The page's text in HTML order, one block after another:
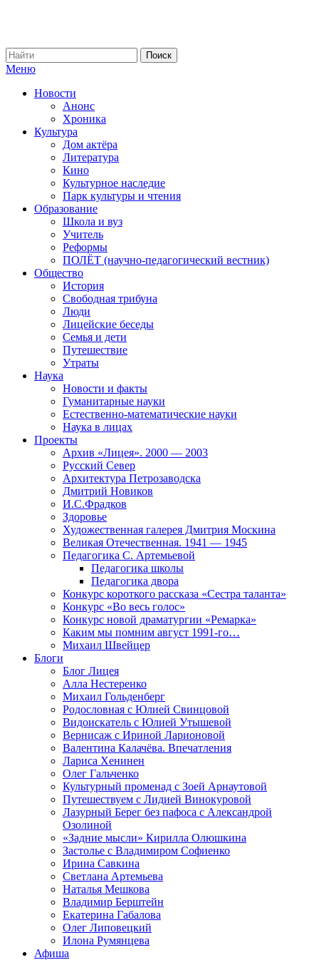
Меню
Новости
Анонс
Хроника
Культура
Дом актёра
Литература
Кино
Культурное наследие
Парк культуры и чтения
Образование
Школа и вуз
Учитель
Реформы
ПОЛЁТ (научно-педагогический вестник)
Общество
История
Свободная трибуна
Люди
Лицейские беседы
Семья и дети
Путешествие
Утраты
Наука
Новости и факты
Гуманитарные науки
Естественно-математические науки
Наука в лицах
Проекты
Архив «Лицея». 2000 — 2003
Русский Север
Архитектура Петрозаводска
Дмитрий Новиков
И.С.Фрадков
Здоровье
Художественная галерея Дмитрия Москина
Великая Отечественная. 1941 — 1945
Педагогика С. Артемьевой
Педагогика школы
Педагогика двора
Конкурс короткого рассказа «Сестра таланта»
Конкурс «Во весь голос»
Конкурс новой драматургии «Ремарка»
Каким мы помним август 1991-го…
Михаил Швейцер
Блоги
Блог Лицея
Алла Нестеренко
Михаил Гольденберг
Родословная с Юлией Свинцовой
Видоискатель с Юлией Утышевой
Вернисаж с Ириной Ларионовой
Валентина Калачёва. Впечатления
Лариса Хенинен
Олег Гальченко
Культурный променад с Зоей Арнаутовой
Путешествуем с Лидией Винокуровой
Лазурный Берег без пафоса с Александрой
Озолиной
«Задние мысли» Кирилла Олюшкина
Застолье с Владимиром Софиенко
Ирина Савкина
Светлана Артемьева
Наталья Мешкова
Владимир Берштейн
Екатерина Габалова
Олег Липовецкий
Илона Румянцева
Афиша